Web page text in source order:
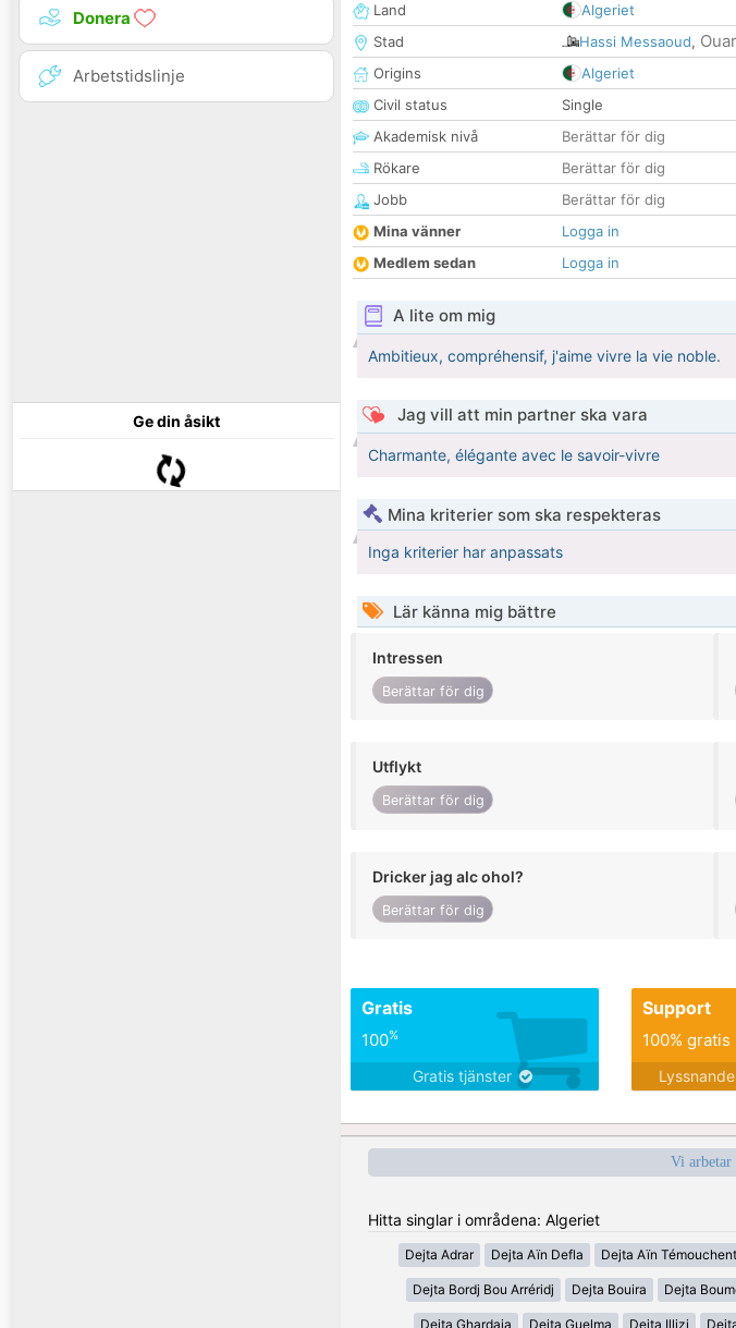
Donera
Arbetstidslinje
Ge din åsikt
Land
Algeriet
Stad
Hassi Messaoud,
Origins
Algeriet
Civil status
Single
Akademisk nivå
Berättar för dig
Rökare
Berättar för dig
Jobb
Berättar för dig
Mina vänner
Logga in
Medlem sedan
Logga in
A lite om mig
Ambitieux, compréhensif, j'aime vivre la vie noble.
Jag vill att min partner ska vara
Charmante, élégante avec le savoir-vivre
Mina kriterier som ska respekteras
Inga kriterier har anpassats
Lär känna mig bättre
Intressen
Berättar för dig
Utflykt
Berättar för dig
Dricker jag alc ohol?
Berättar för dig
Gratis
100%
Gratis tjänster
Support
100% gratis
Vi arbetar
Hitta singlar i områdena: Algeriet
Dejta Adrar Dejta Aïn Defla Dejta Aïn Témouchent
Dejta Bordj Bou Arréridj Dejta Bouira Dejta
Dejta Ghardaia Dejta Guelma Dejta Illizi